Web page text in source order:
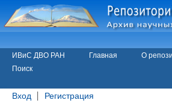
ИВиС ДВО РАН Главная О
Поиск
Вход Регистрация